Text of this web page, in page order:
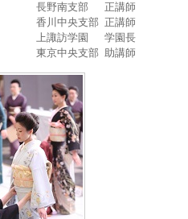
長野南支部
正講師
香川中央支部 正講師
上諏訪学園
学園長
東京中央支部 助講師